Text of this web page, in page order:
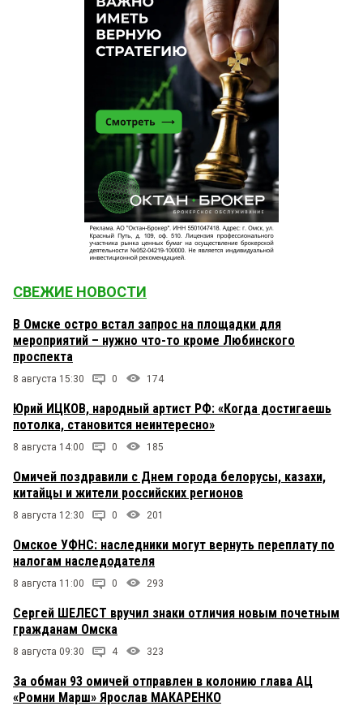
СВЕЖИЕ НОВОСТИ
В Омске остро встал запрос на площадки для
мероприятий – нужно что-то кроме Любинского
проспекта
8 августа 15:30 0 174
Юрий ИЦКОВ, народный артист РФ: «Когда достигаешь
потолка, становится неинтересно»
8 августа 14:00 0 185
Омичей поздравили с Днем города белорусы, казахи,
китайцы и жители российских регионов
8 августа 12:30 0 201
Омское УФНС: наследники могут вернуть переплату по
налогам наследодателя
8 августа 11:00 0 293
Сергей ШЕЛЕСТ вручил знаки отличия новым почетным
гражданам Омска
8 августа 09:30 4 323
За обман 93 омичей отправлен в колонию глава АЦ
«Ромни Марш» Ярослав МАКАРЕНКО